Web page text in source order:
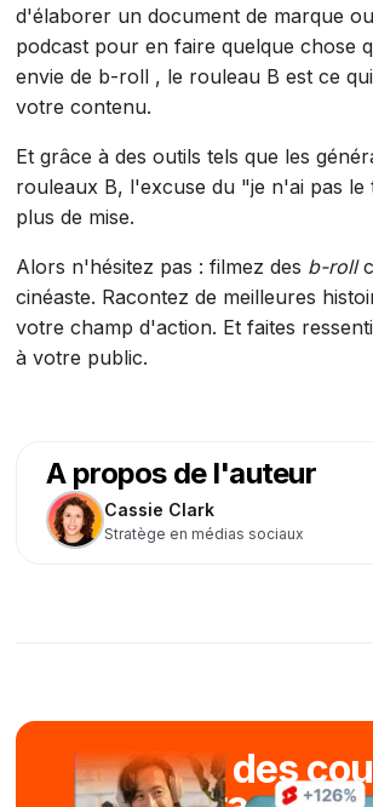
d'élaborer un document de marque
podcast pour en faire quelque chose
envie de b-roll , le rouleau B est ce
votre contenu.
Et grâce à des outils tels que les
rouleaux B, l'excuse du "je n'ai pas le
plus de mise.
Alors n'hésitez pas : filmez des b-roll
cinéaste. Racontez de meilleures
votre champ d'action. Et faites
à votre public.
A propos de l'auteur
Cassie Clark
Stratège en médias sociaux
Créez des